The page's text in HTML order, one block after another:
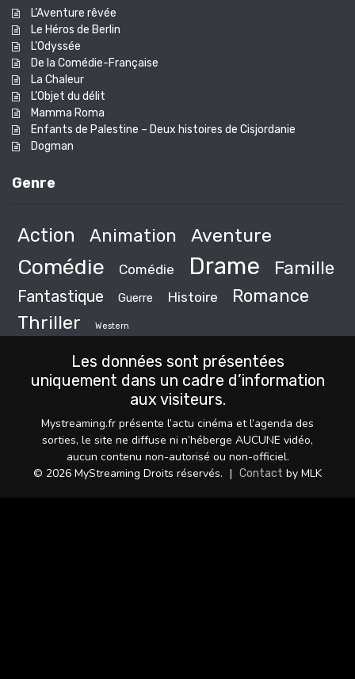
L’Aventure rêvée
Le Héros de Berlin
L’Odyssée
De la Comédie-Française
La Chaleur
L’Objet du délit
Mamma Roma
Enfants de Palestine – Deux histoires de Cisjordanie
Dogman
Genre
Action Animation Aventure
Comédie Comédie Drame Famille
Fantastique Guerre Histoire Romance
Thriller Western
Les données sont présentées
uniquement dans un cadre d’information
aux visiteurs.
Mystreaming.fr présente l’actu cinéma et l’agenda des
sorties, le site ne diffuse ni n’héberge AUCUNE vidéo,
aucun contenu non-autorisé ou non-officiel.
© 2026 MyStreaming Droits réservés. | Contact by MLK